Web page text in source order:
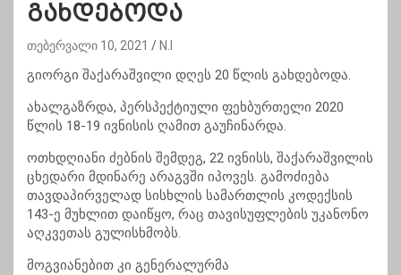
გახდებოდა
თებერვალი 10, 2021 N.I
გიორგი შაქარაშვილი დღეს 20 წლის გახდებოდა.
ახალგაზრდა, პერსპექტიული ფეხბურთელი 2020
წლის 18-19 ივნისის ღამით გაუჩინარდა.
ოთხდღიანი ძებნის შემდეგ, 22 ივნისს, შაქარაშვილის
ცხედარი მდინარე არაგვში იპოვეს. გამოძიება
თავდაპირველად სისხლის სამართლის კოდექსის
143-ე მუხლით დაიწყო, რაც თავისუფლების უკანონო
აღკვეთას გულისხმობს.
მოგვიანებით კი გენერალურმა